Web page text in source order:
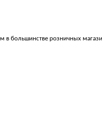
в большинстве розничных